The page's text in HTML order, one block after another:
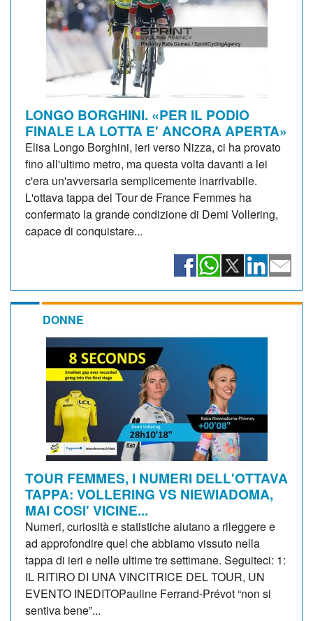
LONGO BORGHINI. «PER IL PODIO
FINALE LA LOTTA E' ANCORA APERTA»
Elisa Longo Borghini, ieri verso Nizza, ci ha provato
fino all'ultimo metro, ma questa volta davanti a lei
c'era un'avversaria semplicemente inarrivabile.
L'ottava tappa del Tour de France Femmes ha
confermato la grande condizione di Demi Vollering,
capace di conquistare...
DONNE
TOUR FEMMES, I NUMERI DELL'OTTAVA
TAPPA: VOLLERING VS NIEWIADOMA,
MAI COSI' VICINE...
Numeri, curiosità e statistiche aiutano a rileggere e
ad approfondire quel che abbiamo vissuto nella
tappa di ieri e nelle ultime tre settimane. Seguiteci: 1:
IL RITIRO DI UNA VINCITRICE DEL TOUR, UN
EVENTO INEDITOPauline Ferrand-Prévot “non si
sentiva bene”...